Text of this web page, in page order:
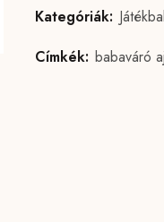
Kategóriák:
Címkék: babaváró